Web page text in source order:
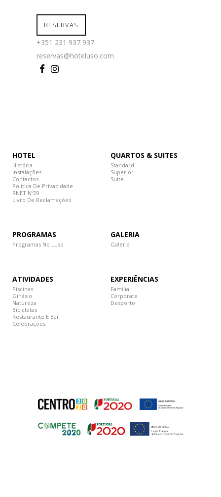
RESERVAS
+351 231 937 937
reservas@hoteluso.com
HOTEL
História
Instalações
Contactos
Política De Privacidade
RNET Nº29
Livro De Reclamações
QUARTOS & SUITES
Standard
Superior
Suite
PROGRAMAS
Programas No Luso
GALERIA
Galeria
ATIVIDADES
Piscinas
Ginásio
Natureza
Bicicletas
Restaurante E Bar
Celebrações
EXPERIÊNCIAS
Família
Corporate
Desporto